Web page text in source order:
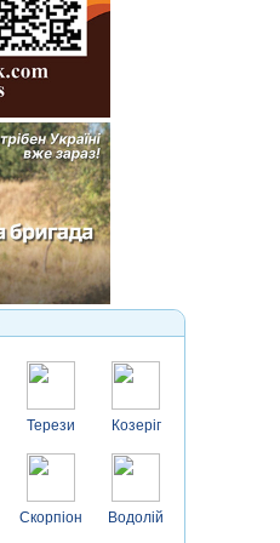
Терези
Скорпіон
Козеріг
Водолій